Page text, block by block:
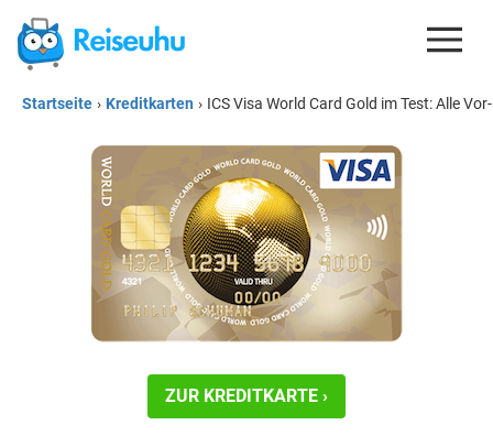
REISEDEALS
GUTSCHEINE
KREDITKARTEN
ESIM
REISEBLOG
Startseite › Kreditkarten › ICS Visa World Card Gold im Test: Alle
ZUR KREDITKARTE ›